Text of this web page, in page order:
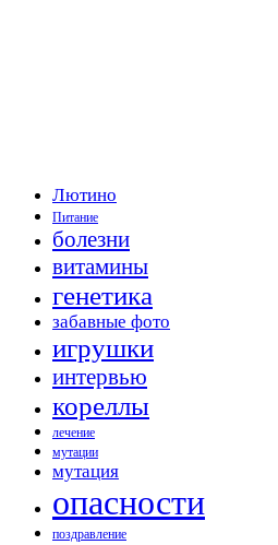
Лютино
Питание
болезни
витамины
генетика
забавные фото
игрушки
интервью
кореллы
лечение
мутации
мутация
опасности
поздравление